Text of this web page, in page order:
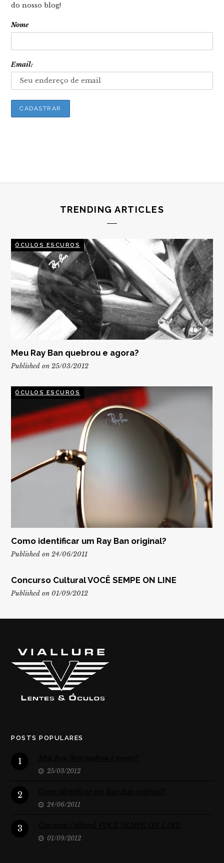
do nosso blog!
Nome
Email:
TRENDING ARTICLES
ÓCULOS ESCUROS
Meu Ray Ban quebrou e agora?
Published on 25/03/2012
ÓCULOS ESCUROS
Como identificar um Ray Ban original?
Published on 24/06/2011
Concurso Cultural VOCÊ SEMPE ON LINE
Published on 01/09/2012
POSTS POPULARES
1
25/03/2012
2
24/06/2011
3
01/09/2012